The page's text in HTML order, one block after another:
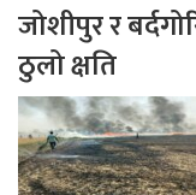
जोशीपुर र
ठुलो क्षति